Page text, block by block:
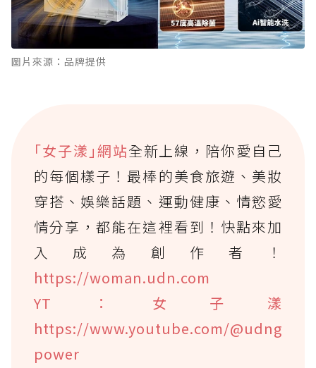
圖片來源：品牌提供
｢女子漾｣網站全新上線，陪你愛自己
的每個樣子！最棒的美食旅遊、美妝
穿搭、娛樂話題、運動健康、情慾愛
情分享，都能在這裡看到！快點來加
入成為創作者！
https://woman.udn.com
YT：女子漾
https://www.youtube.com/@udng
power